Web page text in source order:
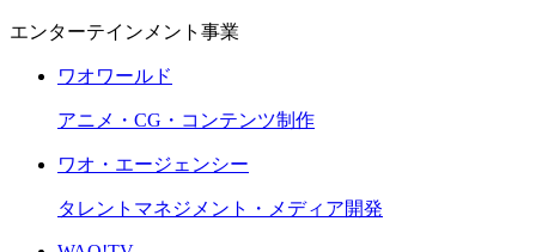
エンターテインメント事業
ワオワールド
アニメ・CG・コンテンツ制作
ワオ・エージェンシー
タレントマネジメント・メディア開発